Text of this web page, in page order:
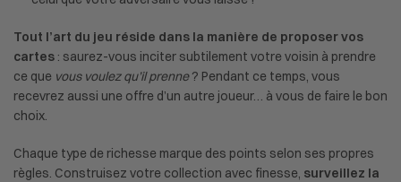
Tout l’art du jeu réside dans la manière de proposer vos
cartes : saurez-vous inciter subtilement votre voisin à prendre
ce que vous voulez qu’il prenne? Pendant ce temps, vous
recevrez aussi une offre d’un autre joueur… à vous de faire le bon
choix.
Chaque type de richesse marque des points selon ses propres
règles. Construisez votre collection avec finesse, surveillez la